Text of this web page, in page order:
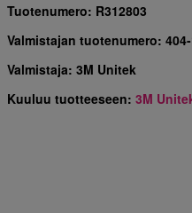
Tuotenumero: R312803
Valmistajan tuotenumero:
Valmistaja:3M Unitek
Kuuluu tuotteeseen:3M